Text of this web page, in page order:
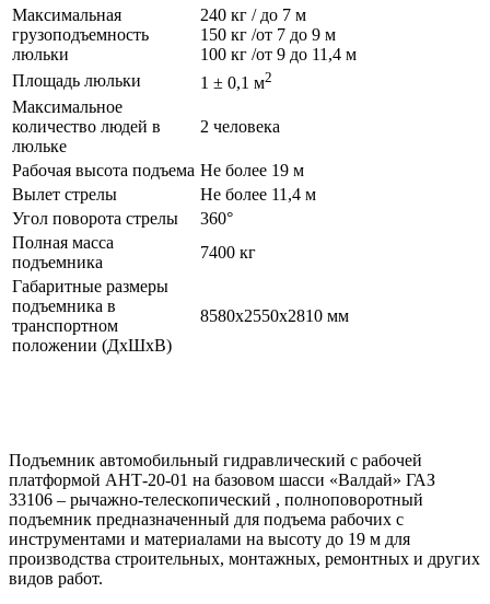
Максимальная
грузоподъемность
люльки
240 кг / до 7 м
150 кг /от 7 до 9 м
100 кг /от 9 до 11,4 м
Площадь люльки
1 ± 0,1 м2
Максимальное
количество людей в
люльке
2 человека
Рабочая высота подъема Не более 19 м
Вылет стрелы
Не более 11,4 м
Угол поворота стрелы
360°
Полная масса
подъемника
7400 кг
Габаритные размеры
подъемника в
транспортном
положении (ДхШхВ)
8580х2550х2810 мм
Подъемник автомобильный гидравлический с рабочей
платформой АНТ-20-01 на базовом шасси «Валдай» ГАЗ
33106 – рычажно-телескопический , полноповоротный
подъемник предназначенный для подъема рабочих с
инструментами и материалами на высоту до 19 м для
производства строительных, монтажных, ремонтных и других
видов работ.